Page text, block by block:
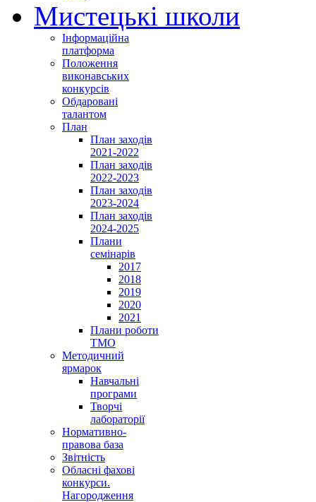
Мистецькі школи
Інформаційна
платформа
Положення
виконавських
конкурсів
Обдаровані
талантом
План
План заходів
2021-2022
План заходів
2022-2023
План заходів
2023-2024
План заходів
2024-2025
Плани
семінарів
2017
2018
2019
2020
2021
Плани роботи
ТМО
Методичний
ярмарок
Навчальні
програми
Творчі
лабораторії
Нормативно-
правова база
Звітність
Обласні фахові
конкурси.
Нагородження